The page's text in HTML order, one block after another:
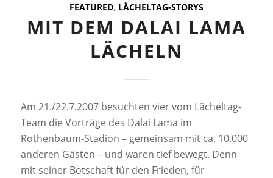
FEATURED, LÄCHELTAG-STORYS
MIT DEM DALAI LAMA
LÄCHELN
Am 21./22.7.2007 besuchten vier vom Lächeltag-
Team die Vorträge des Dalai Lama im
Rothenbaum-Stadion – gemeinsam mit ca. 10.000
anderen Gästen – und waren tief bewegt. Denn
mit seiner Botschaft für den Frieden, für